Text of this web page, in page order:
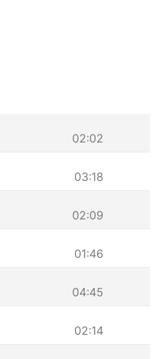
02:02
03:18
02:09
01:46
04:45
02:14